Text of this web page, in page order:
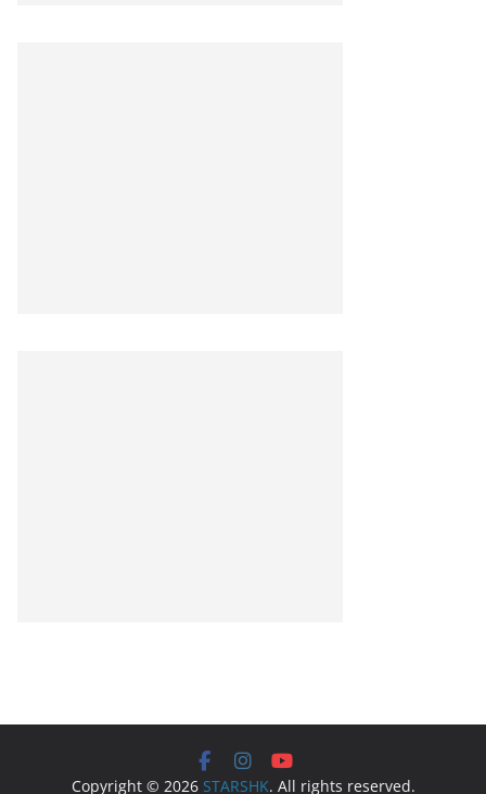
Copyright © 2026 STARSHK. All rights reserved.